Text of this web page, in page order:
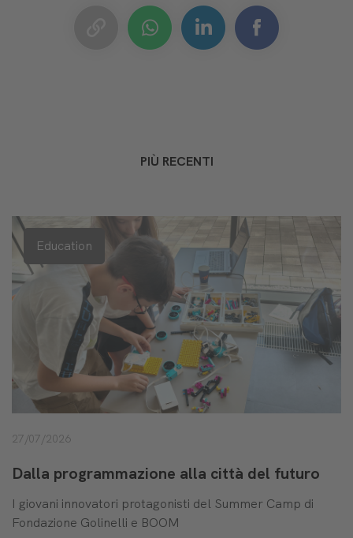
PIÙ RECENTI
Education
27/07/2026
Dalla programmazione alla città del futuro
I giovani innovatori protagonisti del Summer Camp di
Fondazione Golinelli e BOOM